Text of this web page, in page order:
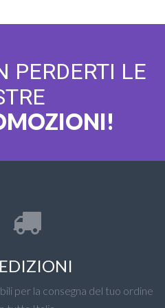
PERDERTI LE
per la consegna del tuo ordine